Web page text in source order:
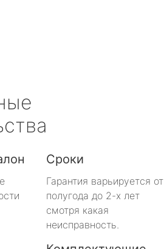
Сроки
Гарантия варьируется от
полугода до 2-х лет
смотря какая
неисправность.